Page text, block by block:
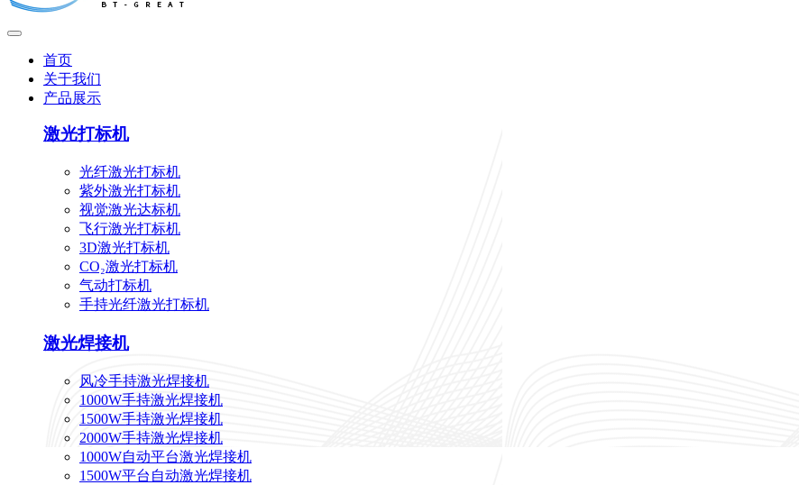
首页
关于我们
产品展示
激光打标机
光纤激光打标机
紫外激光打标机
视觉激光达标机
飞行激光打标机
3D激光打标机
CO₂激光打标机
气动打标机
手持光纤激光打标机
激光焊接机
风冷手持激光焊接机
1000W手持激光焊接机
1500W手持激光焊接机
2000W手持激光焊接机
1000W自动平台激光焊接机
1500W平台自动激光焊接机